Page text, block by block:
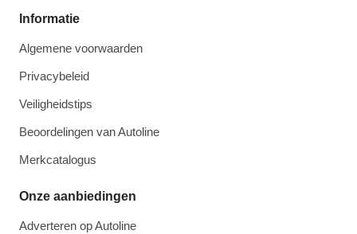
Informatie
Algemene voorwaarden
Privacybeleid
Veiligheidstips
Beoordelingen van Autoline
Merkcatalogus
Onze aanbiedingen
Adverteren op Autoline